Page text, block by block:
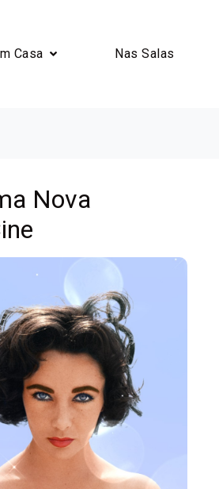
Casa Nas Salas
Nova